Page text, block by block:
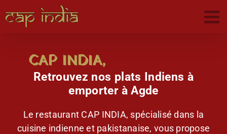
au
CAP INDIA,
Retrouvez nos plats Indiens à
emporter à Agde
Le restaurant CAP INDIA, spécialisé dans la
cuisine indienne et pakistanaise, vous propose